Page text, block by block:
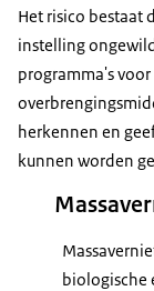
Het risico bestaat
instelling
programma's
herkennen en
kunnen worden
biologische